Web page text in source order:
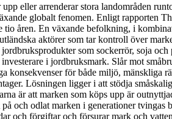
eller arrenderar stora landområden
globalt fenomen. Enligt rapporten
åren. En växande befolkning, i
aktörer som tar kontroll över
som sockerrör, soja
i jordbruksmark. Slår mot
konsekvenser för både miljö, mänskliga
Lösningen ligger i att stödja
är att marken som köps upp är
och odlat marken i generationer
och förgiftar och försurar mark och